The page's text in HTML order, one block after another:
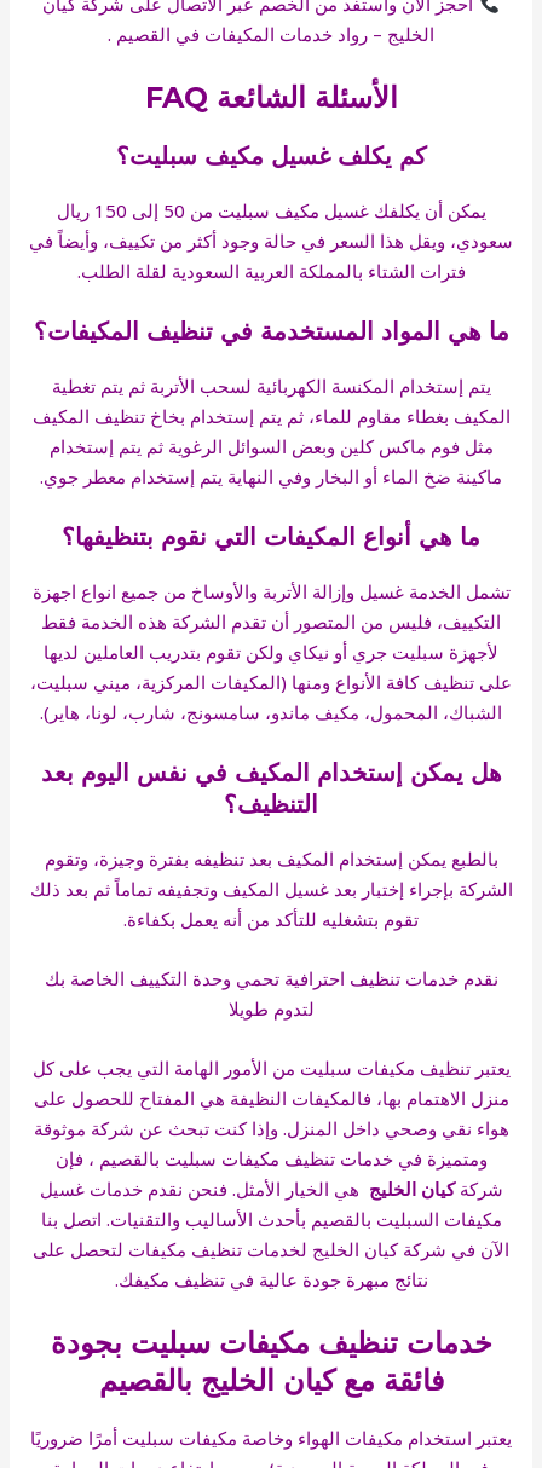
الخليج – رواد خدمات المكيفات في القصيم .
الأسئلة الشائعة FAQ
كم يكلف غسيل مكيف سبليت؟
يمكن أن يكلفك غسيل مكيف سبليت من 50 إلى 150 ريال
سعودي، ويقل هذا السعر في حالة وجود أكثر من تكييف، وأيضاً في
فترات الشتاء بالمملكة العربية السعودية لقلة الطلب.
ما هي المواد المستخدمة في تنظيف المكيفات؟
يتم إستخدام المكنسة الكهربائية لسحب الأتربة ثم يتم تغطية
المكيف بغطاء مقاوم للماء، ثم يتم إستخدام بخاخ تنظيف المكيف
مثل فوم ماكس كلين وبعض السوائل الرغوية ثم يتم إستخدام
ماكينة ضخ الماء أو البخار وفي النهاية يتم إستخدام معطر جوي.
ما هي أنواع المكيفات التي نقوم بتنظيفها؟
تشمل الخدمة غسيل وإزالة الأتربة والأوساخ من جميع انواع اجهزة
التكييف، فليس من المتصور أن تقدم الشركة هذه الخدمة فقط
لأجهزة سبليت جري أو نيكاي ولكن تقوم بتدريب العاملين لديها
على تنظيف كافة الأنواع ومنها (المكيفات المركزية، ميني سبليت،
الشباك، المحمول، مكيف ماندو، سامسونج، شارب، لونا، هاير).
هل يمكن إستخدام المكيف في نفس اليوم بعد
التنظيف؟
بالطبع يمكن إستخدام المكيف بعد تنظيفه بفترة وجيزة، وتقوم
الشركة بإجراء إختبار بعد غسيل المكيف وتجفيفه تماماً ثم بعد ذلك
تقوم بتشغليه للتأكد من أنه يعمل بكفاءة.
نقدم خدمات تنظيف احترافية تحمي وحدة التكييف الخاصة بك
لتدوم طويلا
يعتبر تنظيف مكيفات سبليت من الأمور الهامة التي يجب على كل
منزل الاهتمام بها، فالمكيفات النظيفة هي المفتاح للحصول على
هواء نقي وصحي داخل المنزل. وإذا كنت تبحث عن شركة موثوقة
ومتميزة في خدمات تنظيف مكيفات سبليت بالقصيم ، فإن
شركةكيان الخليج هي الخيار الأمثل. فنحن نقدم خدمات غسيل
مكيفات السبليت بالقصيم بأحدث الأساليب والتقنيات. اتصل بنا
الآن في شركة كيان الخليج لخدمات تنظيف مكيفات لتحصل على
نتائج مبهرة جودة عالية في تنظيف مكيفك.
خدمات تنظيف مكيفات سبليت بجودة
فائقة مع كيان الخليج بالقصيم
يعتبر استخدام مكيفات الهواء وخاصة مكيفات سبليت أمرًا ضروريًا